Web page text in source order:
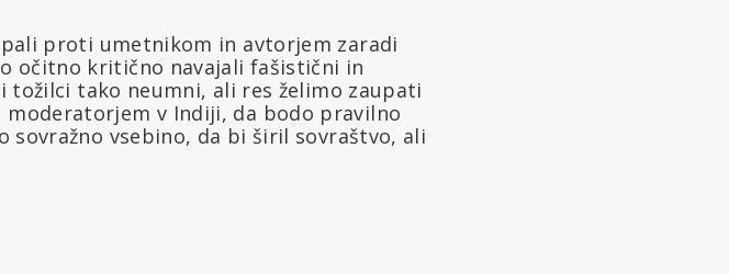
proti umetnikom in avtorjem zaradi
očitno kritično navajali fašistični in
tožilci tako neumni, ali res želimo zaupati
v Indiji, da bodo pravilno
vsebino, da bi širil sovraštvo, ali